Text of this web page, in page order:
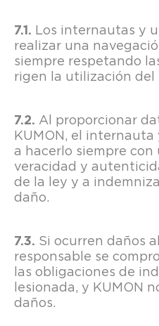
Los internautas y
realizar una
siempre respetando
rigen la utilización del
Al proporcionar
KUMON, el
a hacerlo siempre con
veracidad y
de la ley y a
daño.
Si ocurren daños
responsable se
las obligaciones de
lesionada, y KUMON
daños.